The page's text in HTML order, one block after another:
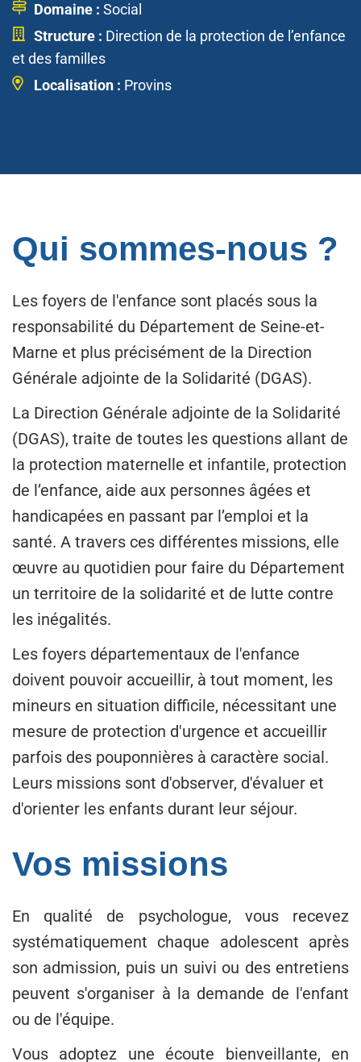
Domaine : Social
Structure : Direction de la protection de l’enfance
et des familles
Localisation : Provins
Qui sommes-nous ?
Les foyers de l'enfance sont placés sous la
responsabilité du Département de Seine-et-
Marne et plus précisément de la Direction
Générale adjointe de la Solidarité (DGAS).
La Direction Générale adjointe de la Solidarité
(DGAS), traite de toutes les questions allant de
la protection maternelle et infantile, protection
de l’enfance, aide aux personnes âgées et
handicapées en passant par l’emploi et la
santé. A travers ces différentes missions, elle
œuvre au quotidien pour faire du Département
un territoire de la solidarité et de lutte contre
les inégalités.
Les foyers départementaux de l'enfance
doivent pouvoir accueillir, à tout moment, les
mineurs en situation difficile, nécessitant une
mesure de protection d'urgence et accueillir
parfois des pouponnières à caractère social.
Leurs missions sont d'observer, d'évaluer et
d'orienter les enfants durant leur séjour.
Vos missions
En qualité de psychologue, vous recevez
systématiquement chaque adolescent après
son admission, puis un suivi ou des entretiens
peuvent s'organiser à la demande de l'enfant
ou de l'équipe.
Vous adoptez une écoute bienveillante, en